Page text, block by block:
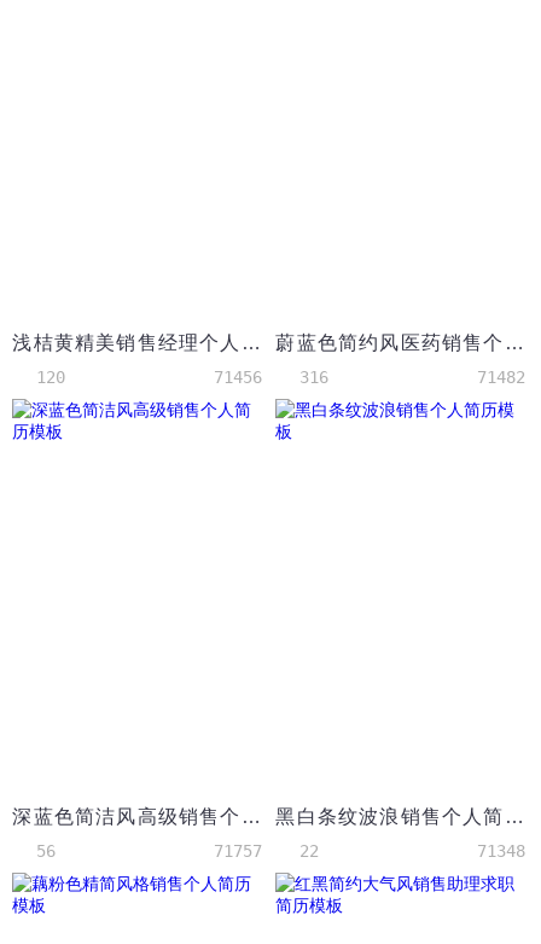
浅桔黄精美销售经理个人简历模板
120 71456
蔚蓝色简约风医药销售个人简历模板
316 71482
深蓝色简洁风高级销售个人简历模板
56 71757
黑白条纹波浪销售个人简历模板
22 71348